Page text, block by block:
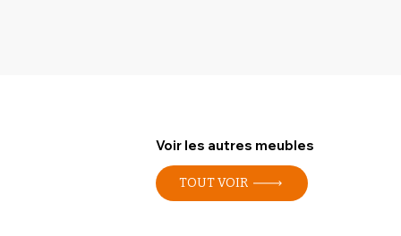
Voir les autres meubles
TOUT VOIR